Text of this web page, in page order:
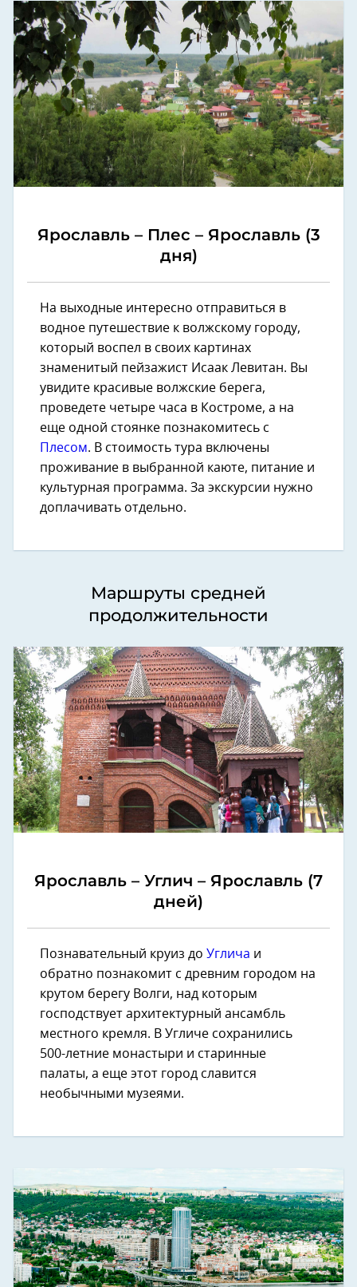
Ярославль – Плес – Ярославль (3
дня)
На выходные интересно отправиться в
водное путешествие к волжскому городу,
который воспел в своих картинах
знаменитый пейзажист Исаак Левитан. Вы
увидите красивые волжские берега,
проведете четыре часа в Костроме, а на
еще одной стоянке познакомитесь с
Плесом. В стоимость тура включены
проживание в выбранной каюте, питание и
культурная программа. За экскурсии нужно
доплачивать отдельно.
Маршруты средней
продолжительности
Ярославль – Углич – Ярославль (7
дней)
Познавательный круиз до Углича и
обратно познакомит с древним городом на
крутом берегу Волги, над которым
господствует архитектурный ансамбль
местного кремля. В Угличе сохранились
500-летние монастыри и старинные
палаты, а еще этот город славится
необычными музеями.